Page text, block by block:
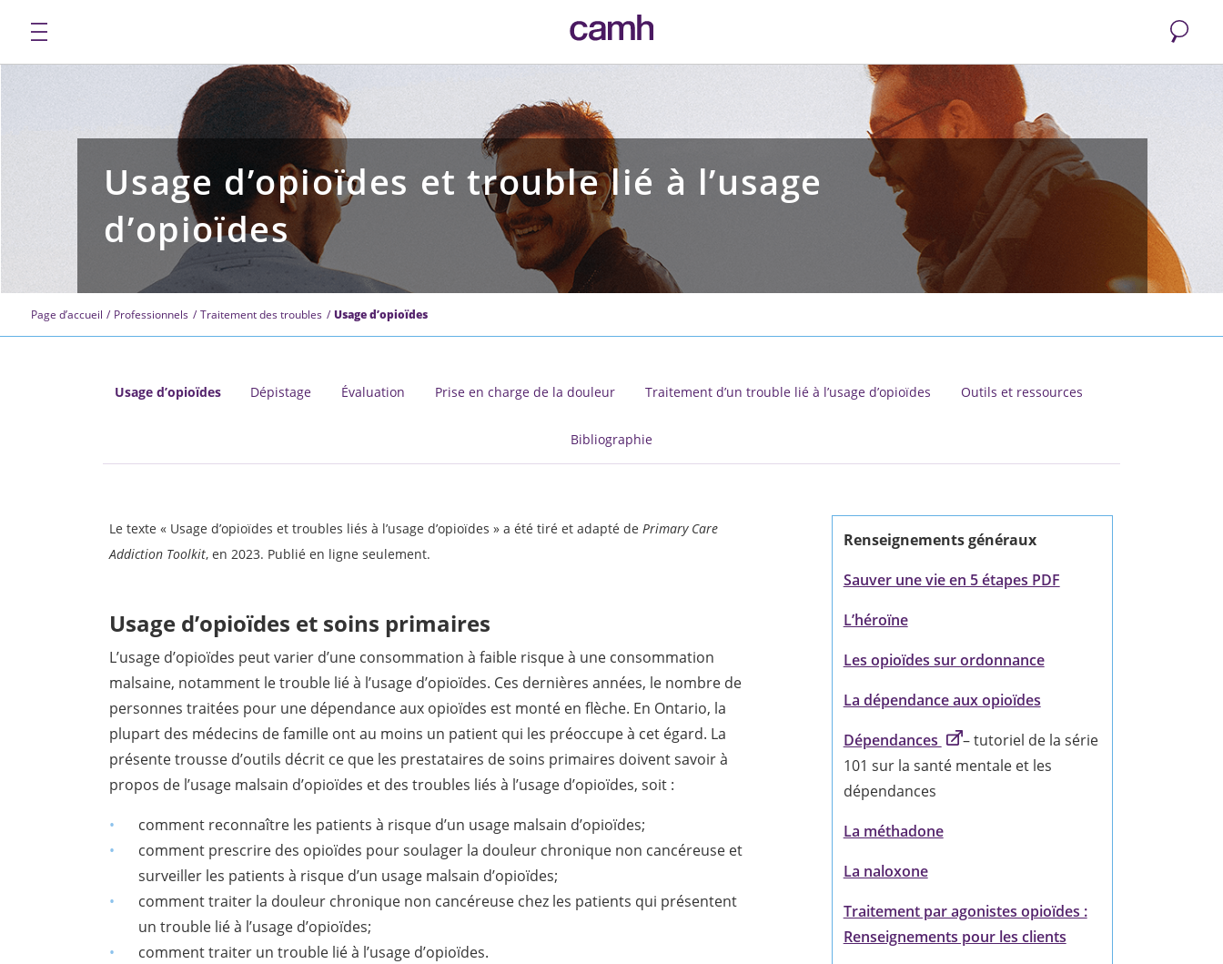
CAMH logo
Usage d’opioïdes et trouble lié à l’usage
d’opioïdes
Page d’accueil Professionnels Traitement des troubles Usage d’opioïdes
Usage d’opioïdes Dépistage Évaluation Prise en charge de la douleur Traitement d’un trouble lié à l’usage d’opioïdes Outils et ressources
Bibliographie
Le texte « Usage d’opioïdes et troubles liés à l’usage d’opioïdes » a été tiré et adapté dePrimary Care
Addiction Toolkit,en 2023. Publié en ligne seulement.
Usage d’opioïdes et soins primaires
L’usage d’opioïdes peut varier d’une consommation à faible risque à une consommation
malsaine, notamment le trouble lié à l’usage d’opioïdes. Ces dernières années, le nombre de
personnes traitées pour une dépendance aux opioïdes est monté en flèche. En Ontario, la
plupart des médecins de famille ont au moins un patient qui les préoccupe à cet égard. La
présente trousse d’outils décrit ce que les prestataires de soins primaires doivent savoir à
propos de l’usage malsain d’opioïdes et des troubles liés à l’usage d’opioïdes, soit :
comment reconnaître les patients à risque d’un usage malsain d’opioïdes;
comment prescrire des opioïdes pour soulager la douleur chronique non cancéreuse et
surveiller les patients à risque d’un usage malsain d’opioïdes;
comment traiter la douleur chronique non cancéreuse chez les patients qui présentent
un trouble lié à l’usage d’opioïdes;
comment traiter un trouble lié à l’usage d’opioïdes.
Renseignements généraux
Sauver une vie en 5 étapes PDF
L’héroïne
Les opioïdes sur ordonnance
La dépendance aux opioïdes
Dépendances
– tutoriel de la série
101 sur la santé mentale et les
dépendances
La méthadone
La naloxone
Traitement par agonistes opioïdes :
Renseignements pour les clients